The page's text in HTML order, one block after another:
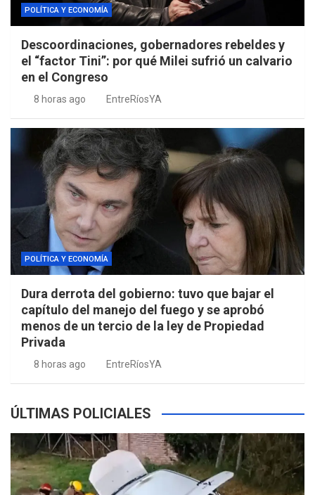
POLÍTICA Y ECONOMÍA
Descoordinaciones, gobernadores rebeldes y
el “factor Tini”: por qué Milei sufrió un calvario
en el Congreso
8 horas ago EntreRíosYA
POLÍTICA Y ECONOMÍA
Dura derrota del gobierno: tuvo que bajar el
capítulo del manejo del fuego y se aprobó
menos de un tercio de la ley de Propiedad
Privada
8 horas ago EntreRíosYA
ÚLTIMAS POLICIALES